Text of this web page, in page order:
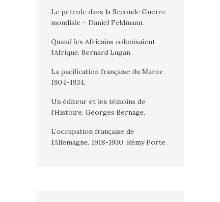
Le pétrole dans la Seconde Guerre
mondiale – Daniel Feldmann.
Quand les Africains colonisaient
l’Afrique. Bernard Lugan.
La pacification française du Maroc
1904-1934.
Un éditeur et les témoins de
l’Histoire. Georges Bernage.
L’occupation française de
l’Allemagne. 1918-1930. Rémy Porte.